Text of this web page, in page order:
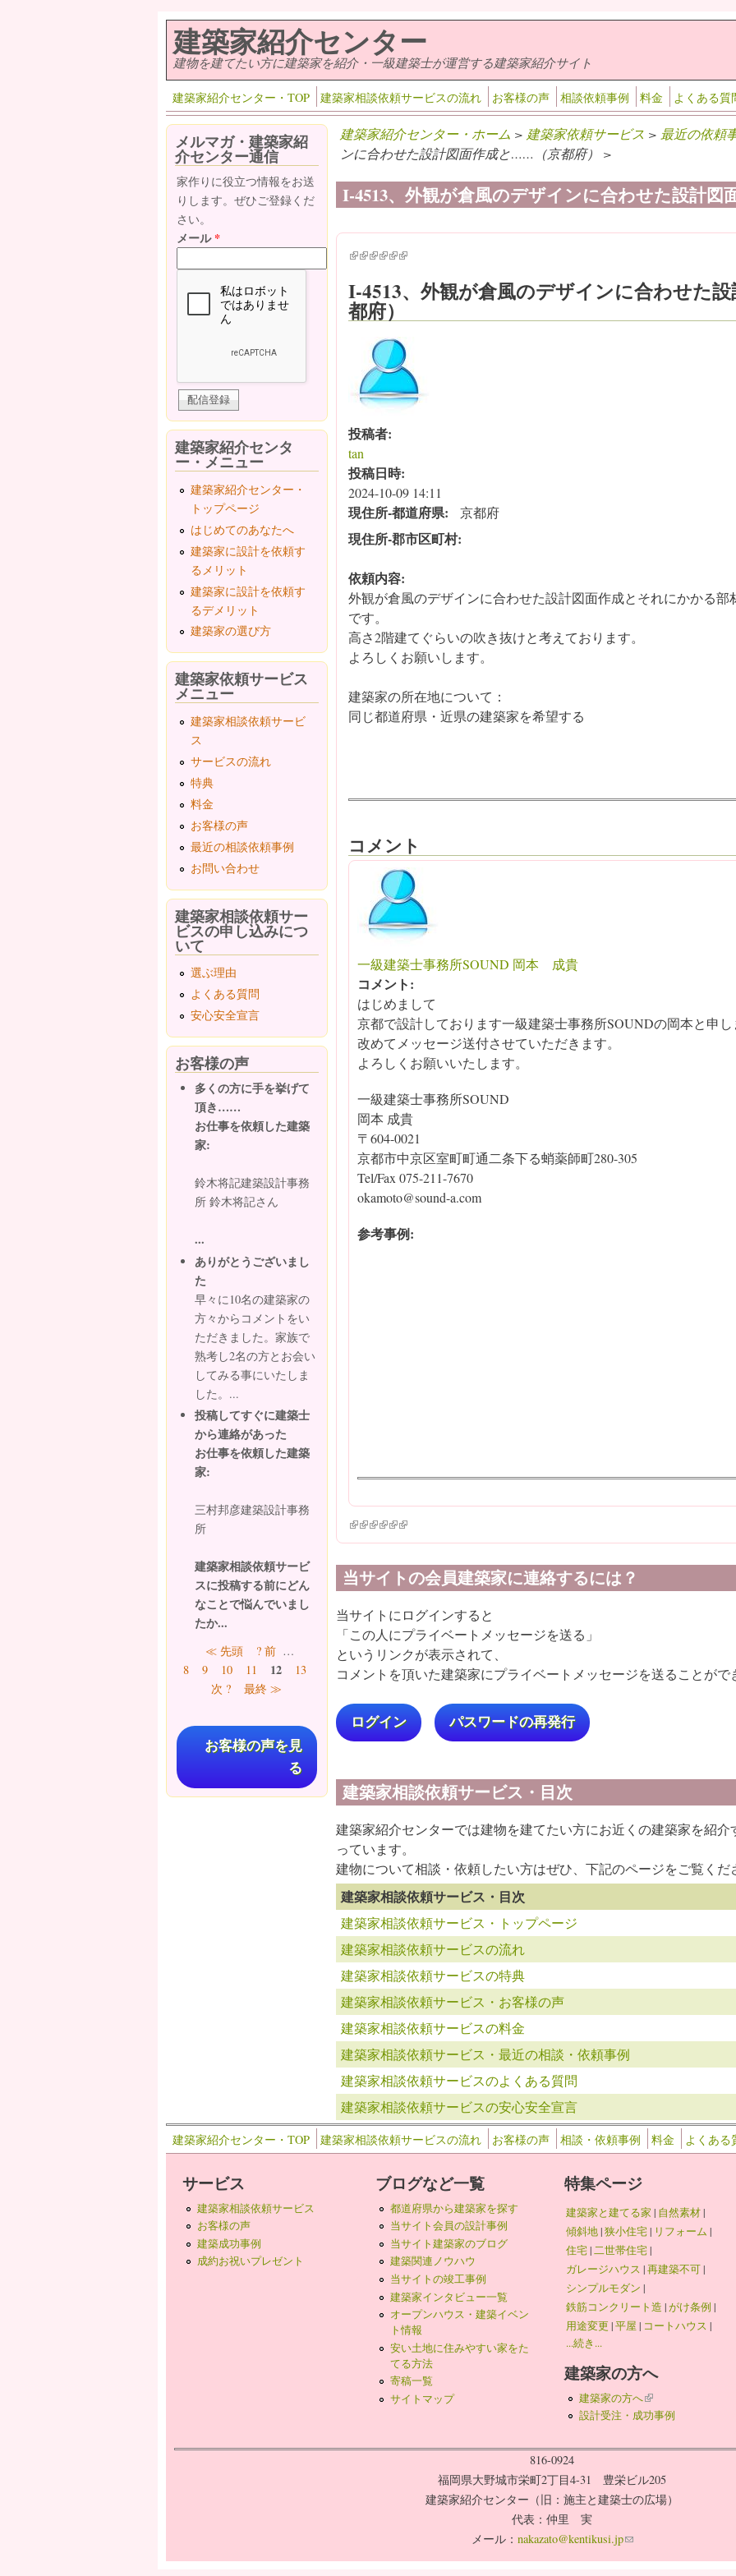
建築家紹介センター
建物を建てたい方に建築家を紹介・一級建築士が運営する建築家紹介サイト
建築家紹介センター・TOP 建築家相談依頼サービスの流れ お客様の声 相談依頼事例 料金 よくある質
建築家紹介センター・ホーム > 建築家依頼サービス > 最近の依頼
ンに合わせた設計図面作成と……（京都府） >
I-4513、外観が倉風のデザインに合わせた設計
(link is external)
(link is external)
(link is external)
(link is external)
(link is external)
(link is external)
I-4513、外観が倉風のデザインに合わせた
都府）
投稿者:
tan
投稿日時:
2024-10-09 14:11
現住所‐都道府県: 京都府
現住所‐郡市区町村:
依頼内容:
外観が倉風のデザインに合わせた設計図面作成とそれにかかる
です。
高さ2階建てぐらいの吹き抜けと考えております。
よろしくお願いします。
建築家の所在地について：
同じ都道府県・近県の建築家を希望する
コメント
一級建築士事務所SOUND 岡本 成貴
コメント:
はじめまして
京都で設計しております一級建築士事務所SOUNDの岡本と申
改めてメッセージ送付させていただきます。
よろしくお願いいたします。
一級建築士事務所SOUND
岡本 成貴
〒604-0021
京都市中京区室町町通二条下る蛸薬師町280-305
Tel/Fax 075-211-7670
okamoto@sound-a.com
参考事例:
(link is external)
(link is external)
(link is external)
(link is external)
(link is external)
(link is external)
当サイトの会員建築家に連絡するには？
当サイトにログインすると
「この人にプライベートメッセージを送る」
というリンクが表示されて、
コメントを頂いた建築家にプライベートメッセージを送ることがで
ログイン パスワードの再発行
建築家相談依頼サービス・目次
建築家紹介センターでは建物を建てたい方にお近くの建築家を紹
っています。
建物について相談・依頼したい方はぜひ、下記のページをご覧くだ
建築家相談依頼サービス・目次
建築家相談依頼サービス・トップページ
建築家相談依頼サービスの流れ
建築家相談依頼サービスの特典
建築家相談依頼サービス・お客様の声
建築家相談依頼サービスの料金
建築家相談依頼サービス・最近の相談・依頼事例
建築家相談依頼サービスのよくある質問
建築家相談依頼サービスの安心安全宣言
メルマガ・建築家紹
介センター通信
家作りに役立つ情報をお送
りします。ぜひご登録くだ
さい。
メール*
建築家紹介センタ
ー・メニュー
建築家紹介センター・
トップページ
はじめてのあなたへ
建築家に設計を依頼す
るメリット
建築家に設計を依頼す
るデメリット
建築家の選び方
建築家依頼サービス
メニュー
建築家相談依頼サービ
ス
サービスの流れ
特典
料金
お客様の声
最近の相談依頼事例
お問い合わせ
建築家相談依頼サー
ビスの申し込みにつ
いて
選ぶ理由
よくある質問
安心安全宣言
お客様の声
多くの方に手を挙げて
頂き……
お仕事を依頼した建築
家:
鈴木将記建築設計事務
所 鈴木将記さん
...
ありがとうございまし
た
早々に10名の建築家の
方々からコメントをい
ただきました。家族で
熟考し2名の方とお会い
してみる事にいたしま
した。...
投稿してすぐに建築士
から連絡があった
お仕事を依頼した建築
家:
三村邦彦建築設計事務
所
建築家相談依頼サービ
スに投稿する前にどん
なことで悩んでいまし
たか...
ページ≪ 先頭 ? 前 …
8
9 10 11 12 13 15 16
…
次 ?
最終 ≫
お客様の声を見
る
建築家紹介センター・TOP 建築家相談依頼サービスの流れ お客様の声 相談・依頼事例 料金 よくある
サービス
建築家相談依頼サービス
お客様の声
建築成功事例
成約お祝いプレゼント
ブログなど一覧
都道府県から建築家を探す
当サイト会員の設計事例
当サイト建築家のブログ
建築関連ノウハウ
当サイトの竣工事例
建築家インタビュー一覧
オープンハウス・建築イベン
ト情報
安い土地に住みやすい家をた
てる方法
寄稿一覧
サイトマップ
特集ページ
建築家と建てる家 | 自然素材|
傾斜地|狭小住宅| リフォーム |
住宅|二世帯住宅|
ガレージハウス |再建築不可|
シンプルモダン |
鉄筋コンクリート造 |がけ条例 |
用途変更 |平屋 | コートハウス |
...続き...
建築家の方へ
建築家の方へ(link is external)
設計受注・成功事例
816-0924
福岡県大野城市栄町2丁目4-31 豊栄ビル205
建築家紹介センター（旧：施主と建築士の広場）
代表：仲里 実
メール： nakazato@kentikusi.jp(link sends e-mail)